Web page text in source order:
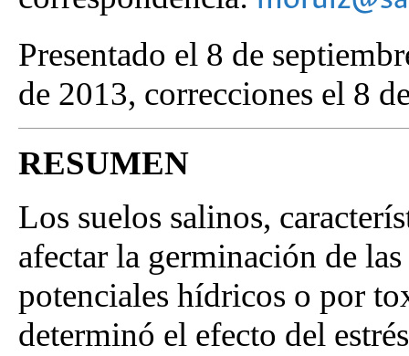
Presentado el 8 de
de 2013, correcciones el 8
RESUMEN
Los suelos salinos,
afectar la germinación de
potenciales hídricos o por
determinó el efecto del